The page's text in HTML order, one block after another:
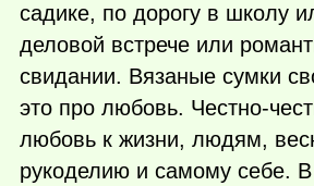
садике, по дорогу в школу
деловой встрече или
свидании. Вязаные сумки
это про любовь. Честно-
любовь к жизни, людям,
рукоделию и самому себе.